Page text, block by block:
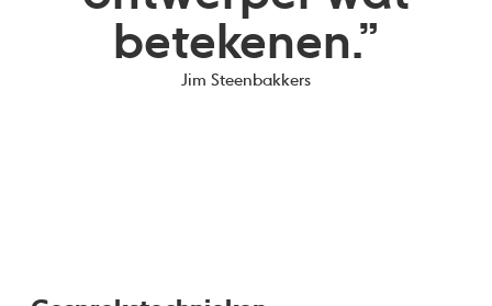
betekenen.”
Jim Steenbakkers